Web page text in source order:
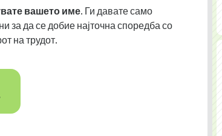
вашето име. Ги давате само
за да се добие најточна споредба со
на трудот.